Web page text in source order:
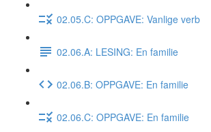
02.05.C: OPPGAVE: Vanlige verb
02.06.A: LESING: En familie
02.06.B: OPPGAVE: En familie
02.06.C: OPPGAVE: En familie